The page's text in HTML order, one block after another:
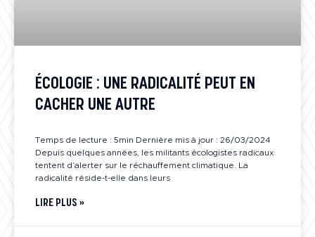
ÉCOLOGIE : UNE RADICALITÉ PEUT EN
CACHER UNE AUTRE
Temps de lecture : 5min Dernière mis à jour : 26/03/2024
Depuis quelques années, les militants écologistes radicaux
tentent d’alerter sur le réchauffement climatique. La
radicalité réside-t-elle dans leurs
LIRE PLUS »